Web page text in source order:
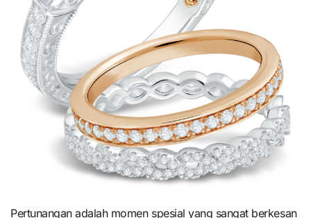
Pertunangan adalah momen spesial yang sangat berkesan